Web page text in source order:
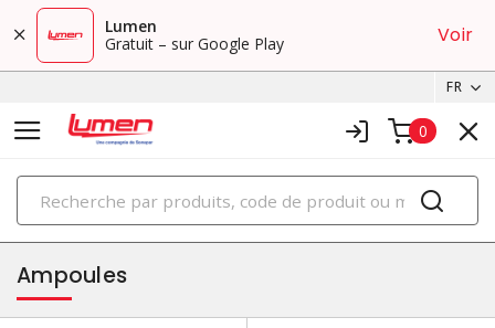
Lumen
Gratuit – sur Google Play
Voir
FR
0
PRODUITS
éclairage
Ampoules